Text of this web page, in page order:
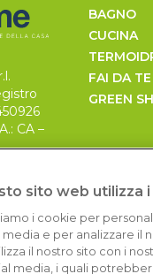
CA –
6
BAGNO
CUCINA
FAI DA TE
GREEN
sito web utilizza
i cookie per
media e per analizzare il
il nostro sito con i
media, i quali